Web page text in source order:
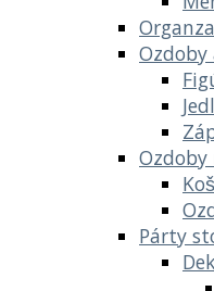
Organza
Párty